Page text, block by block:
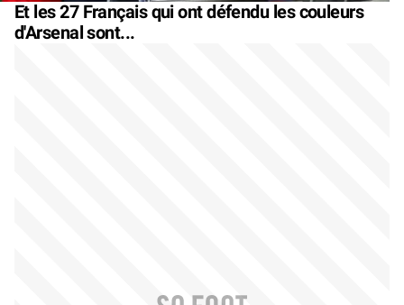
Et les 27 Français qui ont défendu les couleurs
d'Arsenal sont...